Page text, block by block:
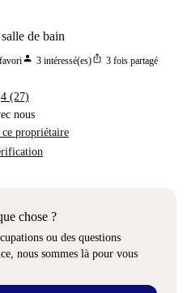
salle de bain
person 3 intéressé(es)ios_share 3 fois partagé
4 (27)
nous
propriétaire
chose ?
ou des questions
nous sommes là pour vous